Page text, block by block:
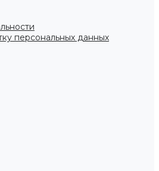
персональных данных